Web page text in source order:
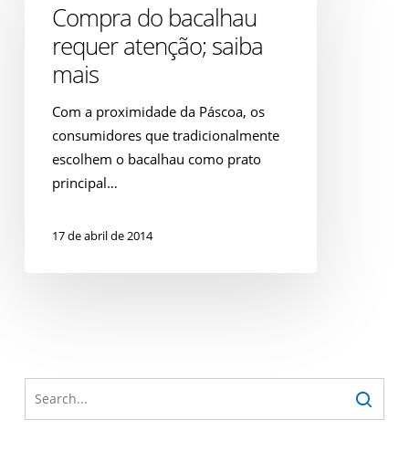
requer
atenção;
saiba
Compra do bacalhau
requer atenção; saiba
mais
Com a proximidade da Páscoa, os
consumidores que tradicionalmente
escolhem o bacalhau como prato
principal…
17 de abril de 2014